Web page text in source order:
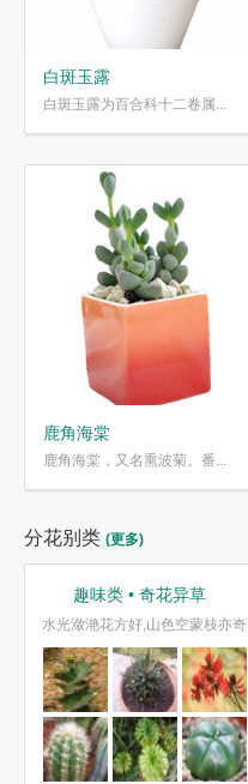
白斑玉露
白斑玉露为百合科十二卷属...
鹿角海棠
鹿角海棠，又名熏波菊。番...
分花别类 (更多)
趣味类 • 奇花异草
水光潋滟花方好,山色空蒙枝亦奇